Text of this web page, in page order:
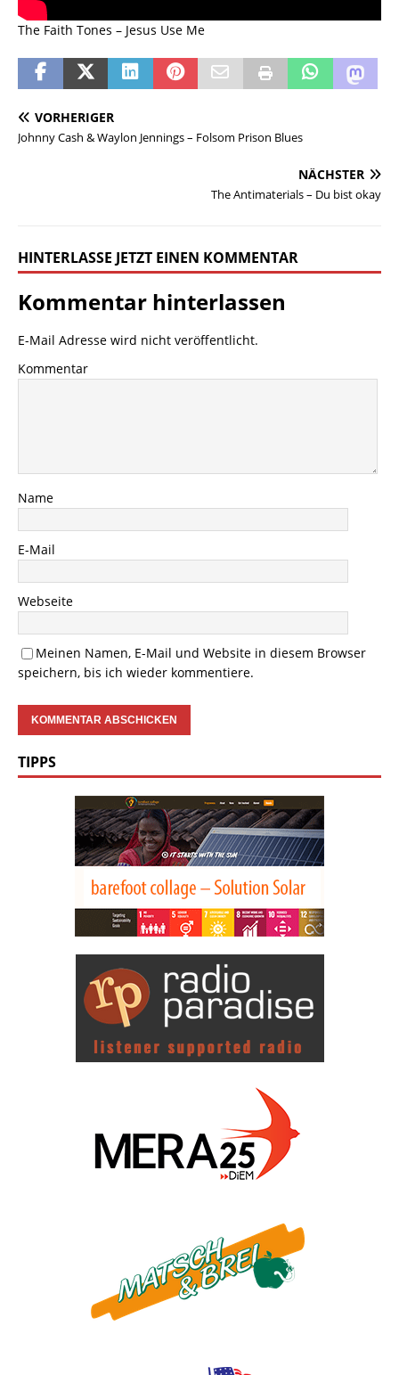
The Faith Tones – Jesus Use Me
VORHERIGER
Johnny Cash & Waylon Jennings – Folsom Prison Blues
NÄCHSTER
The Antimaterials – Du bist okay
HINTERLASSE JETZT EINEN KOMMENTAR
Kommentar hinterlassen
E-Mail Adresse wird nicht veröffentlicht.
Kommentar
Name
E-Mail
Webseite
Meinen Namen, E-Mail und Website in diesem Browser
speichern, bis ich wieder kommentiere.
TIPPS